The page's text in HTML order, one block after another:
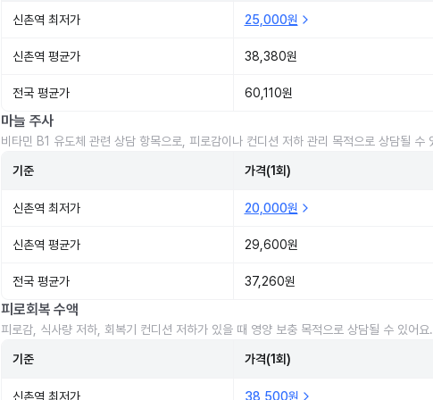
신촌역 최저가 25,000원
신촌역 평균가 38,380원
전국 평균가 60,110원
마늘 주사
비타민 B1 유도체 관련 상담 항목으로, 피로감이나 컨디션 저하 관리 목적으로 상담될 수
기준 가격(1회)
신촌역 최저가 20,000원
신촌역 평균가 29,600원
전국 평균가 37,260원
피로회복 수액
피로감, 식사량 저하, 회복기 컨디션 저하가 있을 때 영양 보충 목적으로 상담될 수 있어요.
기준 가격(1회)
신촌역 최저가 38,500원